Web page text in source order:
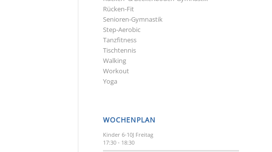
Rücken-Fit
Senioren-Gymnastik
Step-Aerobic
Tanzfitness
Tischtennis
Walking
Workout
Yoga
WOCHENPLAN
Kinder 6-10J Freitag
17:30 - 18:30